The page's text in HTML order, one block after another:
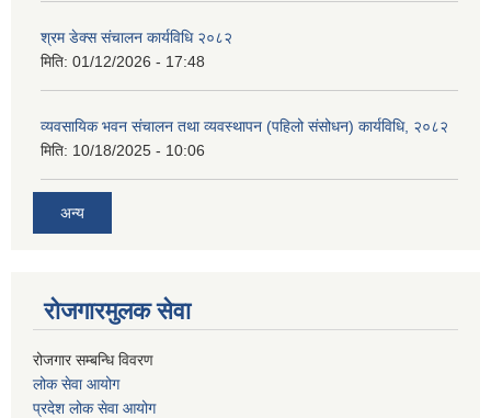
श्रम डेक्स संचालन कार्यविधि २०८२
मिति: 01/12/2026 - 17:48
व्यवसायिक भवन संचालन तथा व्यवस्थापन (पहिलो संसोधन) कार्यविधि, २०८२
मिति: 10/18/2025 - 10:06
अन्य
रोजगारमुलक सेवा
रोजगार सम्बन्धि विवरण
लोक सेवा आयोग
प्रदेश लोक सेवा आयोग